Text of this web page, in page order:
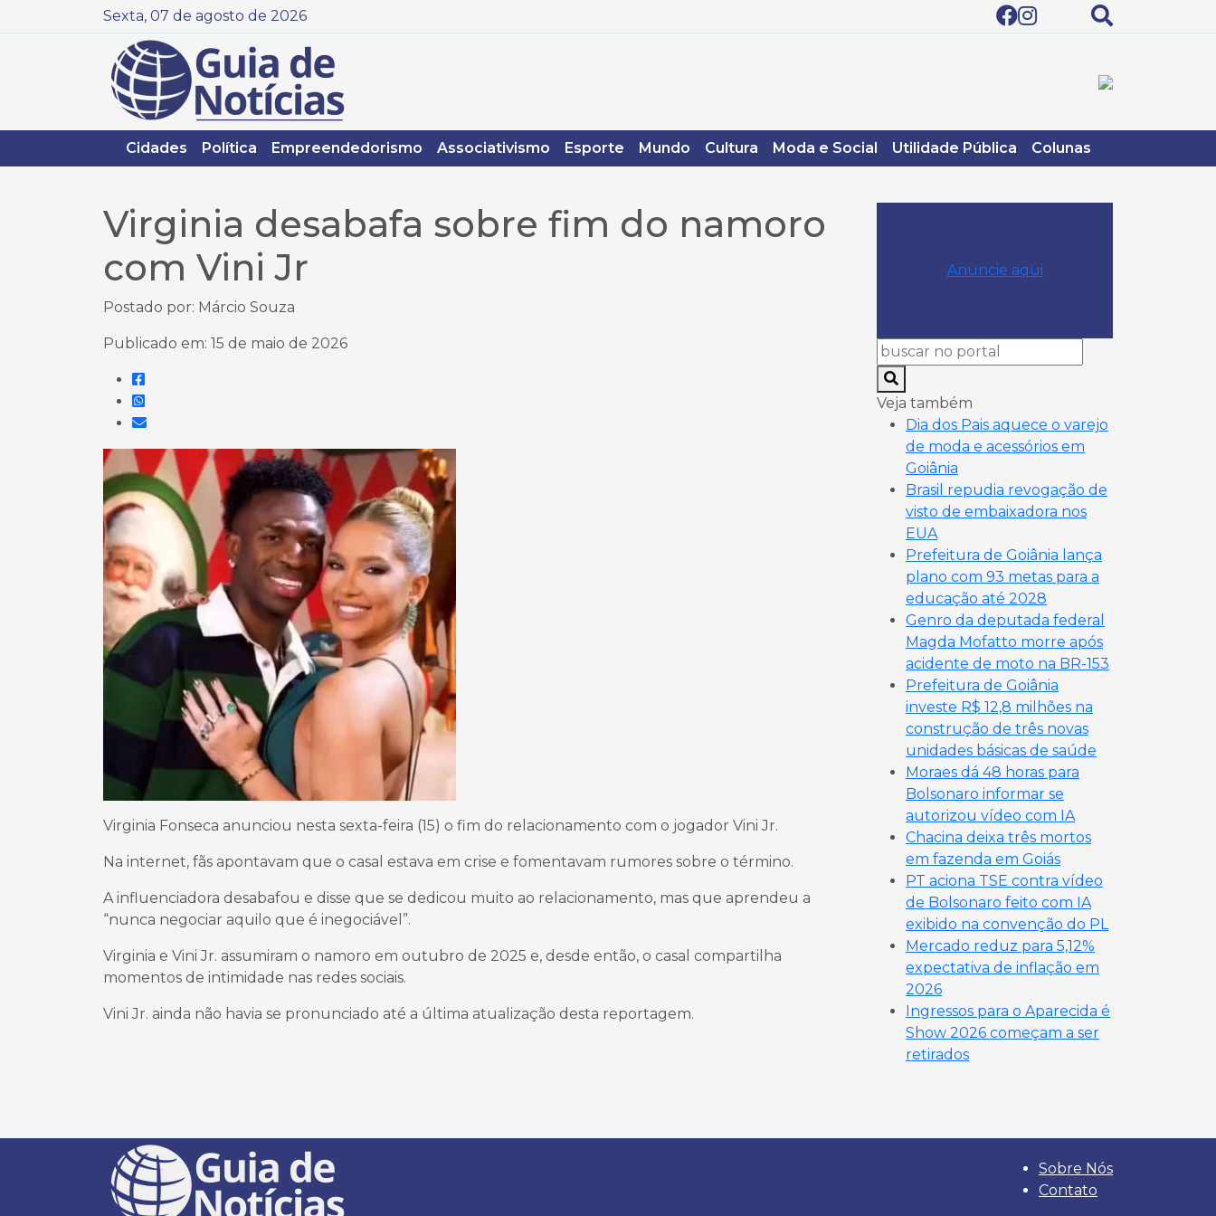
Sexta, 07 de agosto de 2026
Cidades Política Empreendedorismo Associativismo Esporte Mundo Cultura Moda e Social Utilidade Pública Colunas
Virginia desabafa sobre fim do namoro
com Vini Jr
Postado por: Márcio Souza
Publicado em: 15 de maio de 2026
Virginia Fonseca anunciou nesta sexta-feira (15) o fim do relacionamento com o jogador Vini Jr.
Na internet, fãs apontavam que o casal estava em crise e fomentavam rumores sobre o término.
A influenciadora desabafou e disse que se dedicou muito ao relacionamento, mas que aprendeu a
“nunca negociar aquilo que é inegociável”.
Virginia e Vini Jr. assumiram o namoro em outubro de 2025 e, desde então, o casal compartilha
momentos de intimidade nas redes sociais.
Vini Jr. ainda não havia se pronunciado até a última atualização desta reportagem.
Anuncie aqui
Veja também
Dia dos Pais aquece o varejo
de moda e acessórios em
Goiânia
Brasil repudia revogação de
visto de embaixadora nos
EUA
Prefeitura de Goiânia lança
plano com 93 metas para a
educação até 2028
Genro da deputada federal
Magda Mofatto morre após
acidente de moto na BR-153
Prefeitura de Goiânia
investe R$ 12,8 milhões na
construção de três novas
unidades básicas de saúde
Moraes dá 48 horas para
Bolsonaro informar se
autorizou vídeo com IA
Chacina deixa três mortos
em fazenda em Goiás
PT aciona TSE contra vídeo
de Bolsonaro feito com IA
exibido na convenção do PL
Mercado reduz para 5,12%
expectativa de inflação em
2026
Ingressos para o Aparecida é
Show 2026 começam a ser
retirados
Sobre Nós
Contato